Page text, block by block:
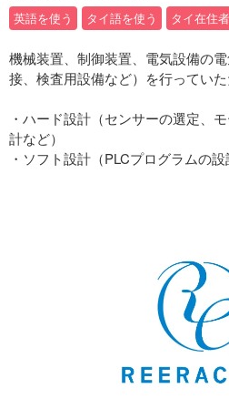
英語を使う タイ語を使う タイ在住
機械装置、制御装置、電気設備の
接、検査用設備など）を行っていた
・ハード設計（センサーの選定、
計など）
・ソフト設計（PLCプログラムの設